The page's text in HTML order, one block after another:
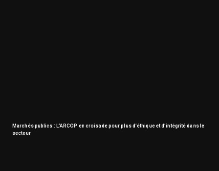
Marchés publics : L’ARCOP en croisade pour plus d’éthique et d’intégrité dans le
secteur